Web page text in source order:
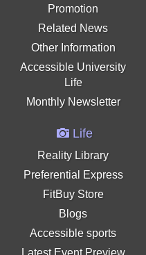
Promotion
Related News
Other Information
Accessible University
Life
Monthly Newsletter
Life
Reality Library
Preferential Express
FitBuy Store
Blogs
Accessible sports
Latest Event Preview